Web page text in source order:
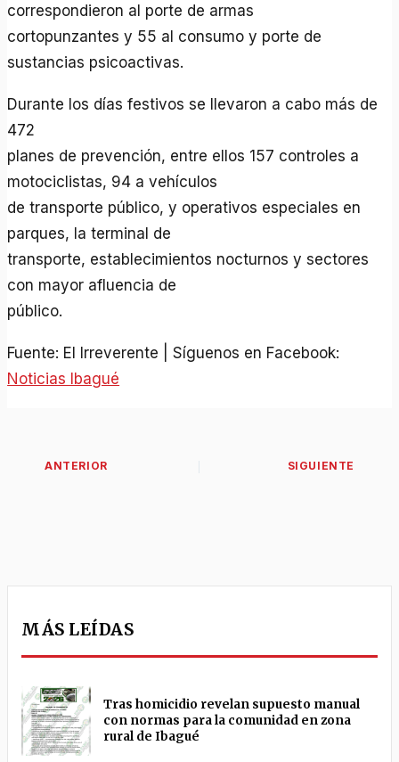
correspondieron al porte de armas
cortopunzantes y 55 al consumo y porte de
sustancias psicoactivas.
Durante los días festivos se llevaron a cabo más de
472
planes de prevención, entre ellos 157 controles a
motociclistas, 94 a vehículos
de transporte público, y operativos especiales en
parques, la terminal de
transporte, establecimientos nocturnos y sectores
con mayor afluencia de
público.
Fuente: El Irreverente | Síguenos en Facebook:
Noticias Ibagué
MÁS LEÍDAS
Tras homicidio revelan supuesto manual
con normas para la comunidad en zona
rural de Ibagué